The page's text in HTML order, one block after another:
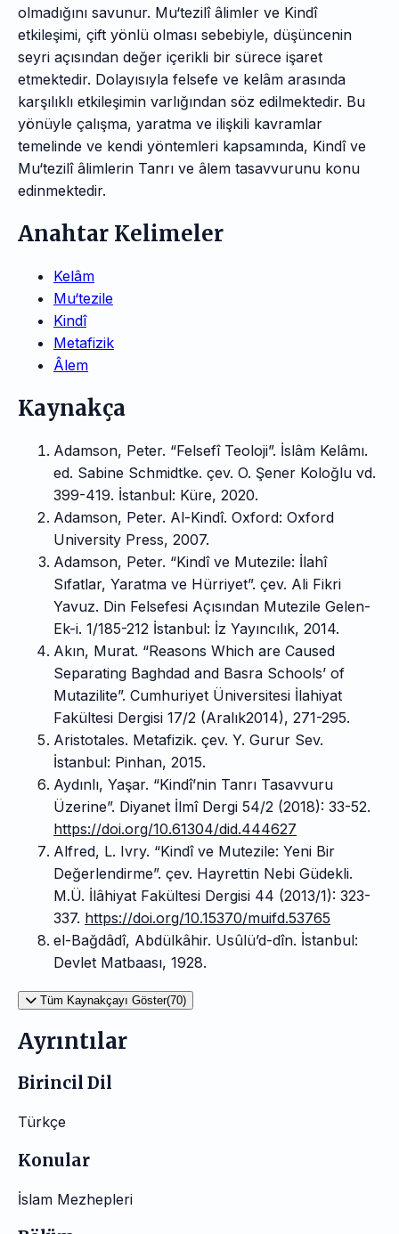
olmadığını savunur. Mu‘tezilî âlimler ve Kindî
etkileşimi, çift yönlü olması sebebiyle, düşüncenin
seyri açısından değer içerikli bir sürece işaret
etmektedir. Dolayısıyla felsefe ve kelâm arasında
karşılıklı etkileşimin varlığından söz edilmektedir. Bu
yönüyle çalışma, yaratma ve ilişkili kavramlar
temelinde ve kendi yöntemleri kapsamında, Kindî ve
Mu‘tezilî âlimlerin Tanrı ve âlem tasavvurunu konu
edinmektedir.
Anahtar Kelimeler
Kelâm
Mu‘tezile
Kindî
Metafizik
Âlem
Kaynakça
Adamson, Peter. “Felsefî Teoloji”. İslâm Kelâmı.
ed. Sabine Schmidtke. çev. O. Şener Koloğlu vd.
399-419. İstanbul: Küre, 2020.
Adamson, Peter. Al-Kindî. Oxford: Oxford
University Press, 2007.
Adamson, Peter. “Kindî ve Mutezile: İlahî
Sıfatlar, Yaratma ve Hürriyet”. çev. Ali Fikri
Yavuz. Din Felsefesi Açısından Mutezile Gelen-
Ek-i. 1/185-212 İstanbul: İz Yayıncılık, 2014.
Akın, Murat. “Reasons Which are Caused
Separating Baghdad and Basra Schools’ of
Mutazilite”. Cumhuriyet Üniversitesi İlahiyat
Fakültesi Dergisi 17/2 (Aralık2014), 271-295.
Aristotales. Metafizik. çev. Y. Gurur Sev.
İstanbul: Pinhan, 2015.
Aydınlı, Yaşar. “Kindî’nin Tanrı Tasavvuru
Üzerine”. Diyanet İlmî Dergi 54/2 (2018): 33-52.
https://doi.org/10.61304/did.444627
Alfred, L. Ivry. “Kindî ve Mutezile: Yeni Bir
Değerlendirme”. çev. Hayrettin Nebi Güdekli.
M.Ü. İlâhiyat Fakültesi Dergisi 44 (2013/1): 323-
337. https://doi.org/10.15370/muifd.53765
el-Bağdâdî, Abdülkâhir. Usûlü’d-dîn. İstanbul:
Devlet Matbaası, 1928.
Tüm Kaynakçayı Göster(70)
Ayrıntılar
Birincil Dil
Türkçe
Konular
İslam Mezhepleri